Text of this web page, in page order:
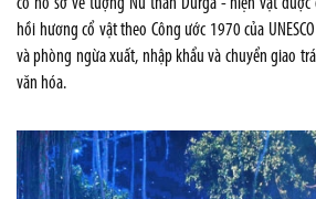
có hồ sơ về tượng Nữ thần Durga - hiện vật
hồi hương cổ vật theo Công ước 1970 của
và phòng ngừa xuất, nhập khẩu và chuyển giao
văn hóa.